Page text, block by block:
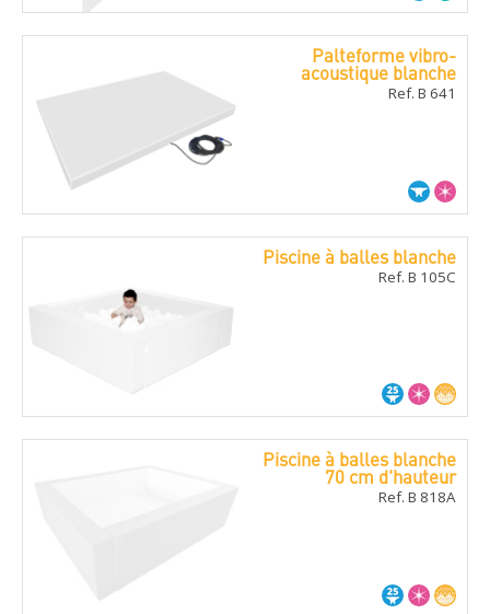
Palteforme vibro-
acoustique blanche
Ref. B 641
Piscine à balles blanche
Ref. B 105C
Piscine à balles blanche
70 cm d'hauteur
Ref. B 818A